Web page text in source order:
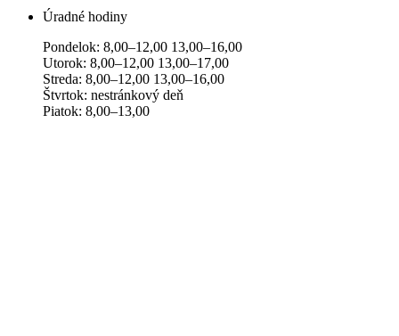
Úradné hodiny
Pondelok: 8,00–12,00 13,00–16,00
Utorok: 8,00–12,00 13,00–17,00
Streda: 8,00–12,00 13,00–16,00
Štvrtok: nestránkový deň
Piatok: 8,00–13,00